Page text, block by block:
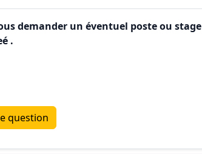
demander un éventuel poste ou
.
question